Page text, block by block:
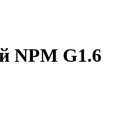
NPM G1.6